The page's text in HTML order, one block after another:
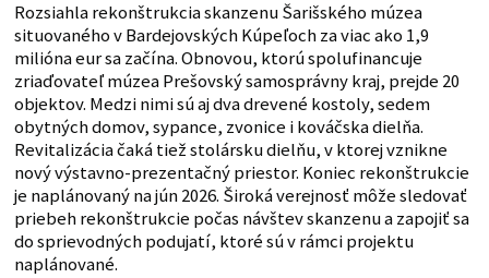
Rozsiahla rekonštrukcia skanzenu Šarišského múzea
situovaného v Bardejovských Kúpeľoch za viac ako 1,9
milióna eur sa začína. Obnovou, ktorú spolufinancuje
zriaďovateľ múzea Prešovský samosprávny kraj, prejde 20
objektov. Medzi nimi sú aj dva drevené kostoly, sedem
obytných domov, sypance, zvonice i kováčska dielňa.
Revitalizácia čaká tiež stolársku dielňu, v ktorej vznikne
nový výstavno-prezentačný priestor. Koniec rekonštrukcie
je naplánovaný na jún 2026. Široká verejnosť môže sledovať
priebeh rekonštrukcie počas návštev skanzenu a zapojiť sa
do sprievodných podujatí, ktoré sú v rámci projektu
naplánované.